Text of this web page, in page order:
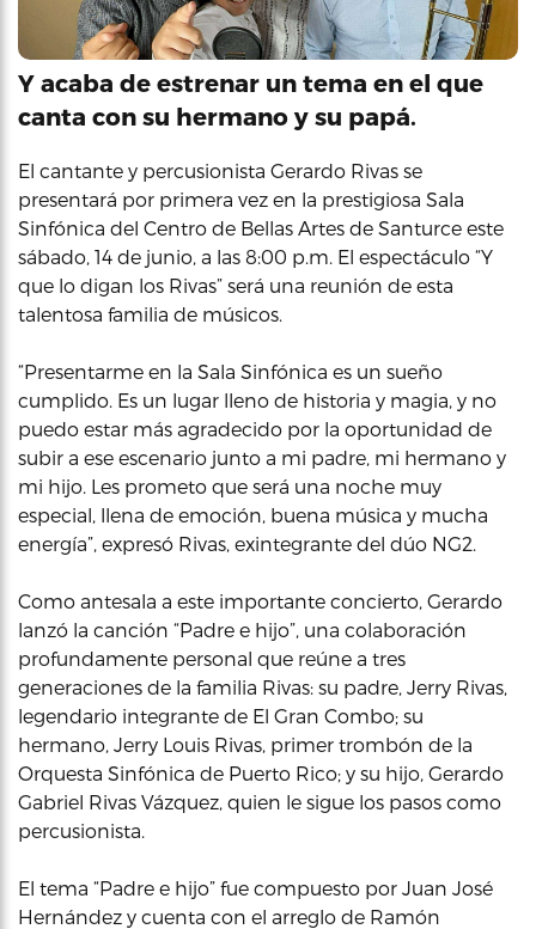
Y acaba de estrenar un tema en el que
canta con su hermano y su papá.
El cantante y percusionista Gerardo Rivas se
presentará por primera vez en la prestigiosa Sala
Sinfónica del Centro de Bellas Artes de Santurce este
sábado, 14 de junio, a las 8:00 p.m. El espectáculo “Y
que lo digan los Rivas” será una reunión de esta
talentosa familia de músicos.
“Presentarme en la Sala Sinfónica es un sueño
cumplido. Es un lugar lleno de historia y magia, y no
puedo estar más agradecido por la oportunidad de
subir a ese escenario junto a mi padre, mi hermano y
mi hijo. Les prometo que será una noche muy
especial, llena de emoción, buena música y mucha
energía”, expresó Rivas, exintegrante del dúo NG2.
Como antesala a este importante concierto, Gerardo
lanzó la canción “Padre e hijo”, una colaboración
profundamente personal que reúne a tres
generaciones de la familia Rivas: su padre, Jerry Rivas,
legendario integrante de El Gran Combo; su
hermano, Jerry Louis Rivas, primer trombón de la
Orquesta Sinfónica de Puerto Rico; y su hijo, Gerardo
Gabriel Rivas Vázquez, quien le sigue los pasos como
percusionista.
El tema “Padre e hijo” fue compuesto por Juan José
Hernández y cuenta con el arreglo de Ramón